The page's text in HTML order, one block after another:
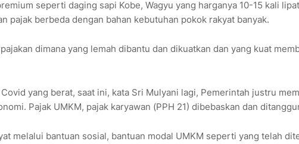
seperti daging sapi Kobe, Wagyu yang harganya 10-15 kali
pajak berbeda dengan bahan kebutuhan pokok rakyat banyak.
dimana yang lemah dibantu dan dikuatkan dan yang kuat
yang berat, saat ini, kata Sri Mulyani lagi, Pemerintah justru
Pajak UMKM, pajak karyawan (PPH 21) dibebaskan dan
melalui bantuan sosial, bantuan modal UMKM seperti yang telah